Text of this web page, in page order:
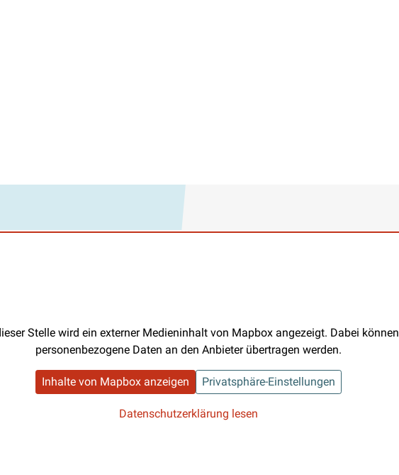
Stelle wird ein externer Medieninhalt von Mapbox angezeigt. Dabei können
personenbezogene Daten an den Anbieter übertragen werden.
Inhalte von Mapbox anzeigen Privatsphäre-Einstellungen
Datenschutzerklärung lesen